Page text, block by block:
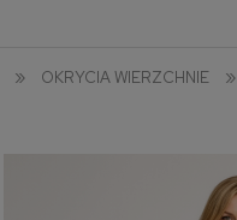
» OKRYCIA WIERZCHNIE »